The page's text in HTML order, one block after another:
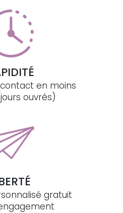
en moins
ouvrés)
gratuit